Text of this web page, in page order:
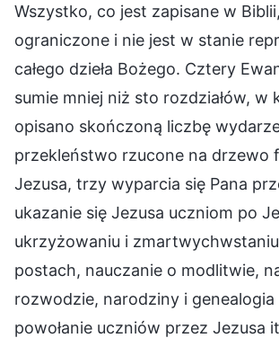
Wszystko, co jest zapisane w
ograniczone i nie jest w stanie
całego dzieła Bożego. Cztery
sumie mniej niż sto rozdziałów, w
opisano skończoną liczbę
przekleństwo rzucone na drzewo
Jezusa, trzy wyparcia się Pana
ukazanie się Jezusa uczniom po
ukrzyżowaniu i
postach, nauczanie o modlitwie,
rozwodzie, narodziny i genealogia
powołanie uczniów przez Jezusa